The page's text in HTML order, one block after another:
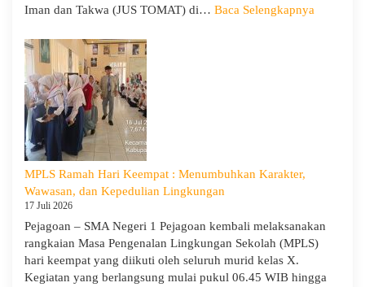
Iman dan Takwa (JUS TOMAT) di… Baca Selengkapnya
MPLS Ramah Hari Keempat : Menumbuhkan Karakter,
Wawasan, dan Kepedulian Lingkungan
17 Juli 2026
Pejagoan – SMA Negeri 1 Pejagoan kembali melaksanakan
rangkaian Masa Pengenalan Lingkungan Sekolah (MPLS)
hari keempat yang diikuti oleh seluruh murid kelas X.
Kegiatan yang berlangsung mulai pukul 06.45 WIB hingga